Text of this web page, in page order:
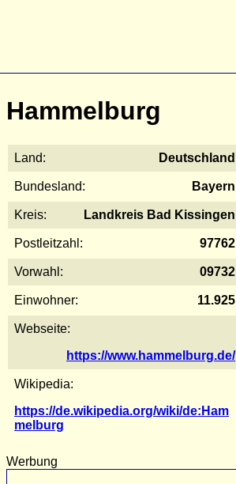
Hammelburg
Land: Deutschland
Bundesland: Bayern
Kreis: Landkreis Bad Kissingen
Postleitzahl: 97762
Vorwahl: 09732
Einwohner: 11.925
Webseite:
https://www.hammelburg.de/
Wikipedia:
https://de.wikipedia.org/wiki/de:Ham
melburg
Werbung